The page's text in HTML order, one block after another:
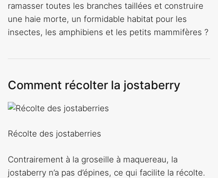
ramasser toutes les branches taillées et construire
une haie morte, un formidable habitat pour les
insectes, les amphibiens et les petits mammifères ?
Comment récolter la jostaberry
Récolte des jostaberries
Contrairement à la groseille à maquereau, la
jostaberry n’a pas d’épines, ce qui facilite la récolte.